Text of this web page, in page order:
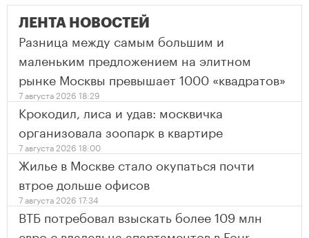
ЛЕНТА НОВОСТЕЙ
Разница между самым большим и
маленьким предложением на элитном
рынке Москвы превышает 1000 «квадратов»
7 августа 2026 18:29
Крокодил, лиса и удав: москвичка
организовала зоопарк в квартире
7 августа 2026 18:00
Жилье в Москве стало окупаться почти
втрое дольше офисов
7 августа 2026 17:34
ВТБ потребовал взыскать более 109 млн